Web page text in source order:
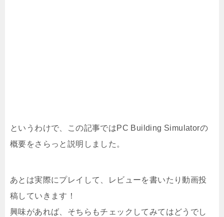
というわけで、この記事ではPC Building Simulatorの
概要をさらっと説明しました。
あとは実際にプレイして、レビューを書いたり動画投
稿していきます！
興味があれば、そちらもチェックしてみてはどうでし